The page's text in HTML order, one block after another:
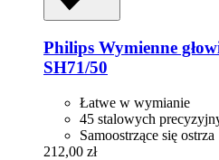
Philips Wymienne
SH71/50
Łatwe w wymianie
45 stalowych
Samoostrzące się ostrza
212,00 zł